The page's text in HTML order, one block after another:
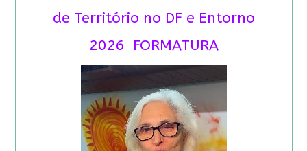
de Território no DF e Entorno
2026 FORMATURA